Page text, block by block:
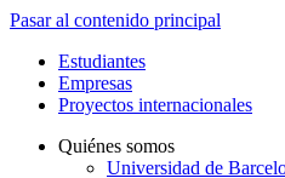
Pasar al contenido principal
Estudiantes
Empresas
Proyectos internacionales
Quiénes somos
Universidad de